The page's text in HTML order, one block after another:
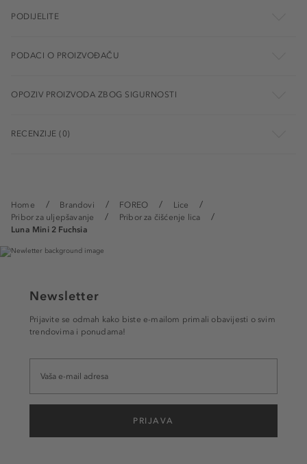
Home Brandovi FOREO
Lice
Pribor za uljepšavanje
Pribor za čišćenje lica
Luna Mini 2 Fuchsia
PODIJELITE
PODACI O PROIZVOĐAČU
OPOZIV PROIZVODA ZBOG SIGURNOSTI
RECENZIJE (0)
Newsletter
Prijavite se odmah kako biste e-mailom primali obavijesti o svim
trendovima i ponudama!
PRIJAVA